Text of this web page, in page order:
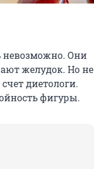
невозможно. Они
желудок. Но не
диетологи.
фигуры.